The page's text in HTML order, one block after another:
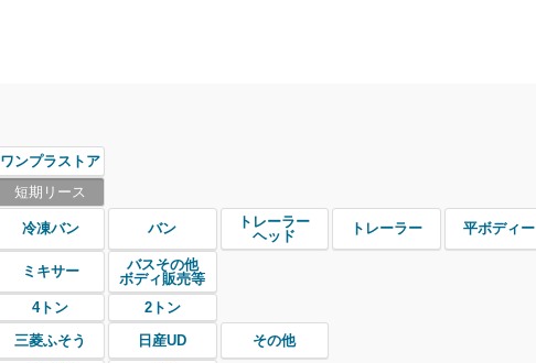
ワンプラストア
短期リース
冷凍バン バン
トレーラー
ヘッド
トレーラー 平ボディー
ミキサー
バスその他
ボディ販売等
4トン
2トン
三菱ふそう 日産UD
その他